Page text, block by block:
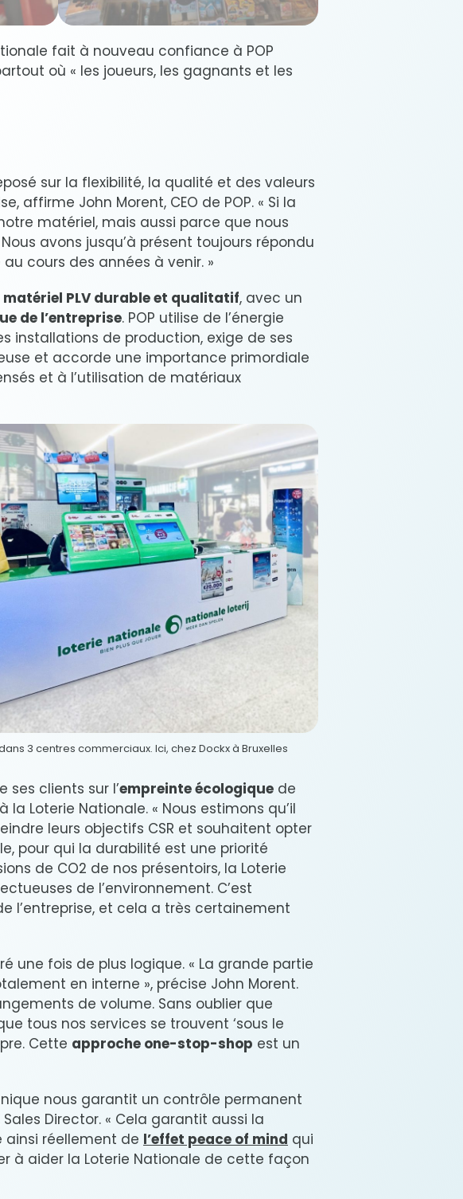
fait à nouveau confiance à POP
où « les joueurs, les gagnants et les
sur la flexibilité, la qualité et des valeurs
affirme John Morent, CEO de POP. « Si la
matériel, mais aussi parce que nous
Nous avons jusqu’à présent toujours répondu
cours des années à venir. »
matériel PLV durable et qualitatif, avec un
de l’entreprise. POP utilise de l’énergie
installations de production, exige de ses
et accorde une importance primordiale
et à l’utilisation de matériaux
3 centres commerciaux. Ici, chez Dockx à Bruxelles
ses clients sur l’empreinte écologique de
Loterie Nationale. « Nous estimons qu’il
leurs objectifs CSR et souhaitent opter
pour qui la durabilité est une priorité
de CO2 de nos présentoirs, la Loterie
de l’environnement. C’est
l’entreprise, et cela a très certainement
une fois de plus logique. « La grande partie
en interne », précise John Morent.
de volume. Sans oublier que
tous nos services se trouvent ‘sous le
Cette approche one-stop-shop est un
nous garantit un contrôle permanent
Director. « Cela garantit aussi la
ainsi réellement de l’effet peace of mind qui
à aider la Loterie Nationale de cette façon